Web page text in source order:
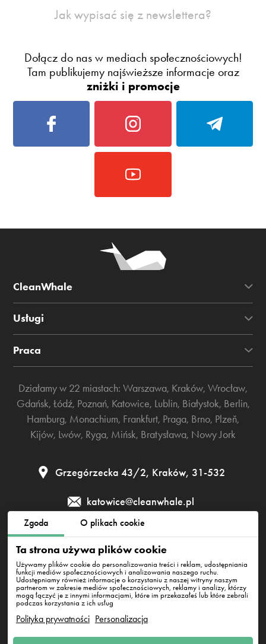
Zgoda O plikach cookie
Ta strona używa plików cookie
Używamy plików cookie do personalizowania treści i reklam, udostępniania
funkcji mediów społecznościowych i analizowania naszego ruchu.
Udostępniamy również informacje o korzystaniu z naszej witryny naszym
partnerom w zakresie mediów społecznościowych, reklamy i analizy, którzy
mogą łączyć je z innymi informacjami, które im przekazałeś lub które zebrali
podczas korzystania z ich usług
Polityka prywatności Personalizacja
Jak wypisać się z newslettera?
Dołącz do nas w mediach społecznościowych!
Tam publikujemy najświeższe informacje oraz
zniżki i promocje
CleanWhale
Usługi
Praca
Działamy w 22 miastach: Warszawa, Kraków, Wrocław,
Gdańsk, Łódź, Poznań, Katowice, Lublin, Białystok, Berlin,
Hamburg, Monachium, Frankfurt, Praga, Brno, Plzeň,
Kijów, Lwów, Ryga, Mińsk, Bratysława, Nowy Jork
Grzegórzecka 43/2, Kraków, 31-532
katowice@cleanwhale.pl
Clean Whale Sp. z o.o., KRS 0000868230, NIP: 6751738063,
REGON: 38745511400000
Grzegórzecka 43/2, Kraków, 31-532